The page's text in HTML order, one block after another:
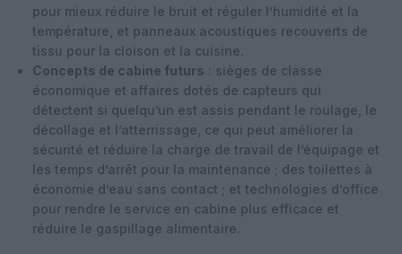
pour mieux réduire le bruit et réguler l’humidité et la
température, et panneaux acoustiques recouverts de
tissu pour la cloison et la cuisine.
Concepts de cabine futurs : sièges de classe
économique et affaires dotés de capteurs qui
détectent si quelqu’un est assis pendant le roulage, le
décollage et l’atterrissage, ce qui peut améliorer la
sécurité et réduire la charge de travail de l’équipage et
les temps d’arrêt pour la maintenance ; des toilettes à
économie d’eau sans contact ; et technologies d’office
pour rendre le service en cabine plus efficace et
réduire le gaspillage alimentaire.